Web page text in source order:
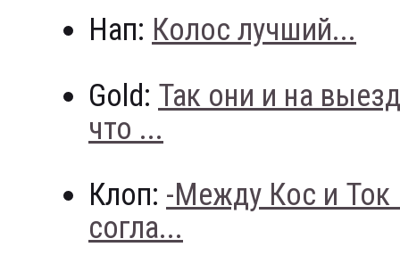
Нап: Колос лучший...
Gold: Так они и на
что ...
Клоп: -Между Кос и
согла...